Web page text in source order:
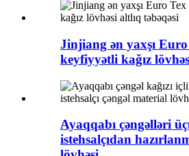
Jinjiang ən yaxşı
keyfiyyətli kağız
Ayaqqabı çəngəlləri
istehsalçıdan